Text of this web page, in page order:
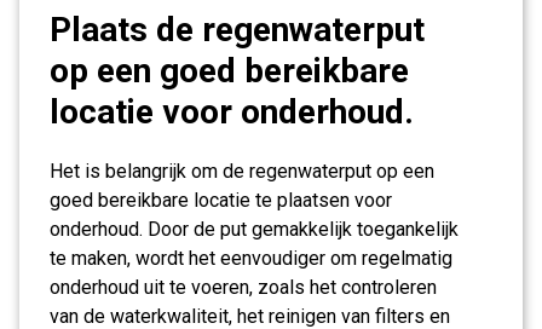
Plaats de regenwaterput
op een goed bereikbare
locatie voor onderhoud.
Het is belangrijk om de regenwaterput op een
goed bereikbare locatie te plaatsen voor
onderhoud. Door de put gemakkelijk toegankelijk
te maken, wordt het eenvoudiger om regelmatig
onderhoud uit te voeren, zoals het controleren
van de waterkwaliteit, het reinigen van filters en